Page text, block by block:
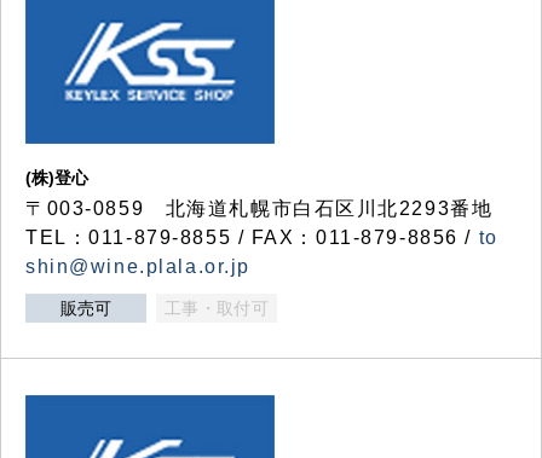
(株)登心
〒003-0859 北海道札幌市白石区川北2293番地
TEL：011-879-8855 / FAX：011-879-8856 / to
shin@wine.plala.or.jp
販売可 工事・取付可